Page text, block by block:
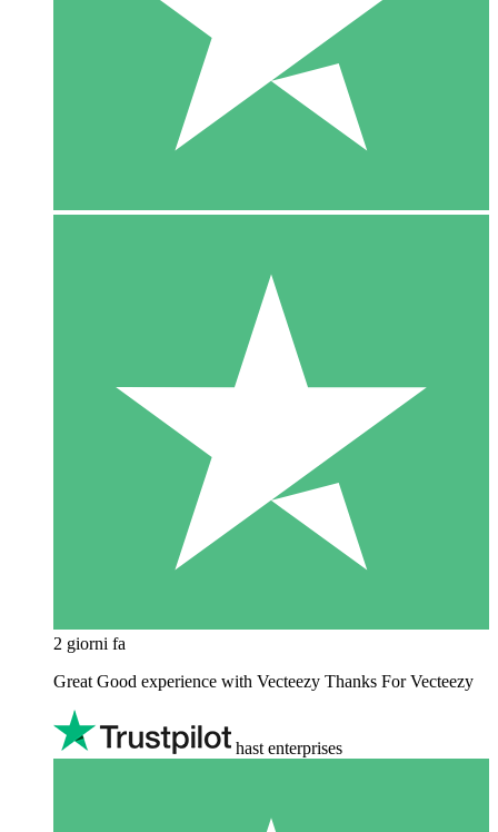
2 giorni fa
Great Good experience with Vecteezy Thanks For Vecteezy
hast enterprises